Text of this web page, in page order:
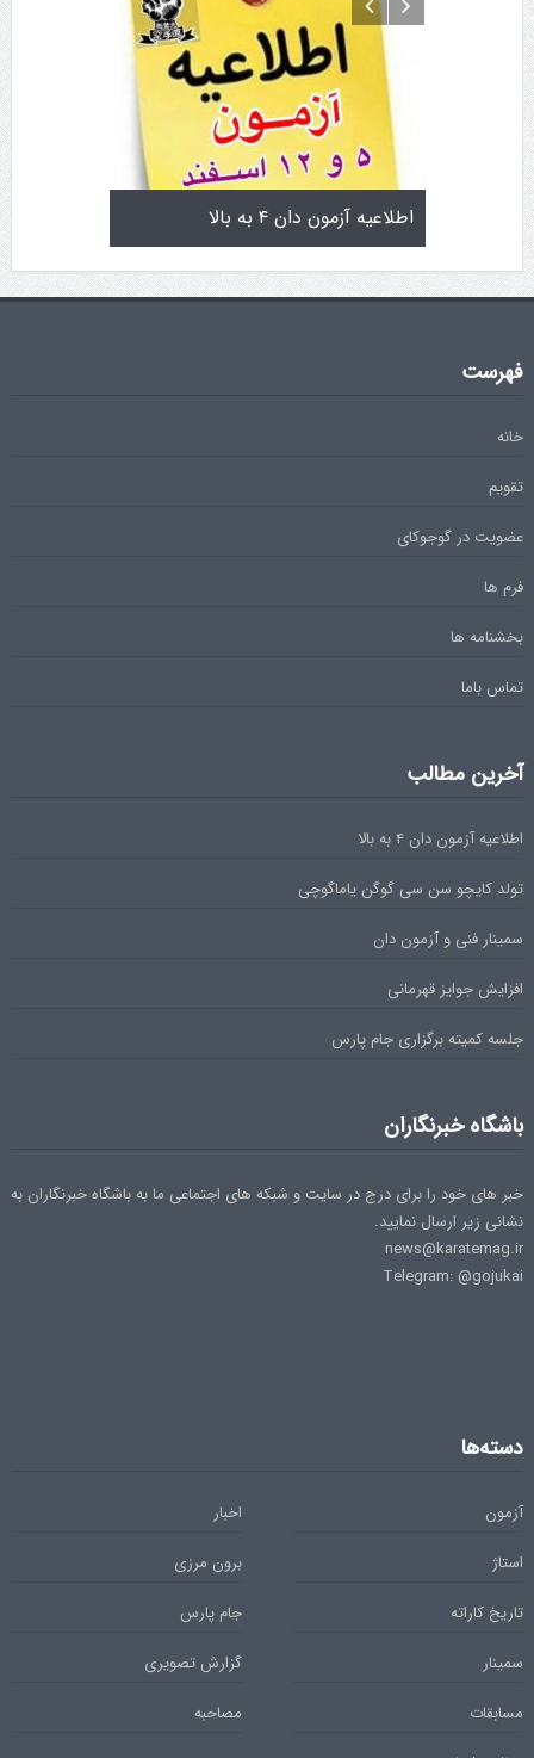
تمرینات اطلاعیه آزمون دان ۴ به بالا
فهرست
خانه
تقویم
عضویت در گوجوکای
فرم ها
بخشنامه ها
تماس باما
آخرین مطالب
اطلاعیه آزمون دان ۴ به بالا
تولد کایچو سن سی گوگن یاماگوچی
سمینار فنی و آزمون دان
افزایش جوایز قهرمانی
جلسه کمیته برگزاری جام پارس
باشگاه خبرنگاران
خبر های خود را برای درج در سایت و شبکه های اجتماعی ما به باشگاه خبرنگاران به
نشانی زیر ارسال نمایید.
news@karatemag.ir
Telegram: @gojukai
دسته‌ها
آزمون
اخبار
استاژ
برون مرزی
تاریخ کاراته
جام پارس
سمینار
گزارش تصویری
مسابقات
مصاحبه